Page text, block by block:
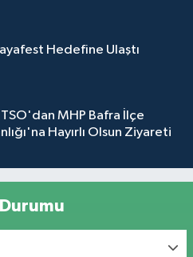
Hedefine Ulaştı
MHP Bafra İlçe
Hayırlı Olsun Ziyareti